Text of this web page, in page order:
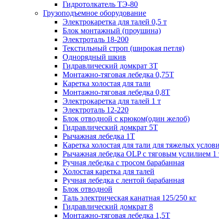
Гидротолкатель ТЭ-80
Грузоподъемное оборудование
Электрокаретка для талей 0,5 т
Блок монтажный (проушина)
Электроталь 18-200
Текстильный строп (широкая петля)
Однорядный шкив
Гидравлический домкрат 3T
Монтажно-тяговая лебедка 0,75Т
Каретка холостая для тали
Монтажно-тяговая лебедка 0,8Т
Электрокаретка для талей 1 т
Электроталь 12-220
Блок отводной с крюком(один желоб)
Гидравлический домкрат 5T
Рычажная лебедка 1Т
Каретка холостая для тали для тяжелых
Рычажная лебедка OLP с тяговым услилием 1
Ручная лебедка с тросом барабанная
Холостая каретка для талей
Ручная лебедка с лентой барабанная
Блок отводной
Таль электрическая канатная 125/250 кг
Гидравлический домкрат 8
Монтажно-тяговая лебедка 1,5Т